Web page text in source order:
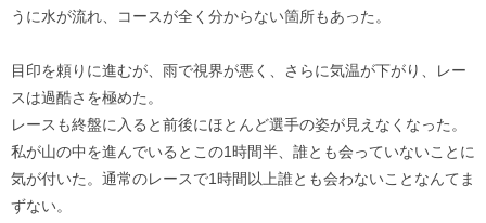
うに水が流れ、コースが全く分からない箇所もあった。
目印を頼りに進むが、雨で視界が悪く、さらに気温が下がり、レー
スは過酷さを極めた。
レースも終盤に入ると前後にほとんど選手の姿が見えなくなった。
私が山の中を進んでいるとこの1時間半、誰とも会っていないことに
気が付いた。通常のレースで1時間以上誰とも会わないことなんてま
ずない。